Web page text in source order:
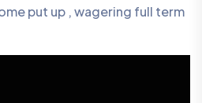
put up , wagering full term